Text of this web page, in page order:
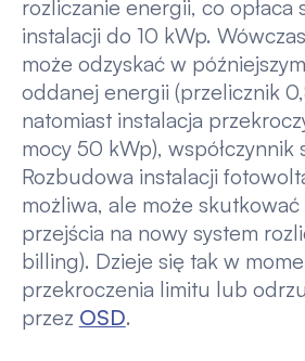
rozliczanie energii, co opłaca
instalacji do 10 kWp.
może odzyskać w
oddanej energii (przelicznik
natomiast instalacja
mocy 50 kWp), współczynnik
Rozbudowa instalacji
możliwa, ale może
przejścia na nowy system
billing). Dzieje się tak w
przekroczenia limitu lub
przez OSD.